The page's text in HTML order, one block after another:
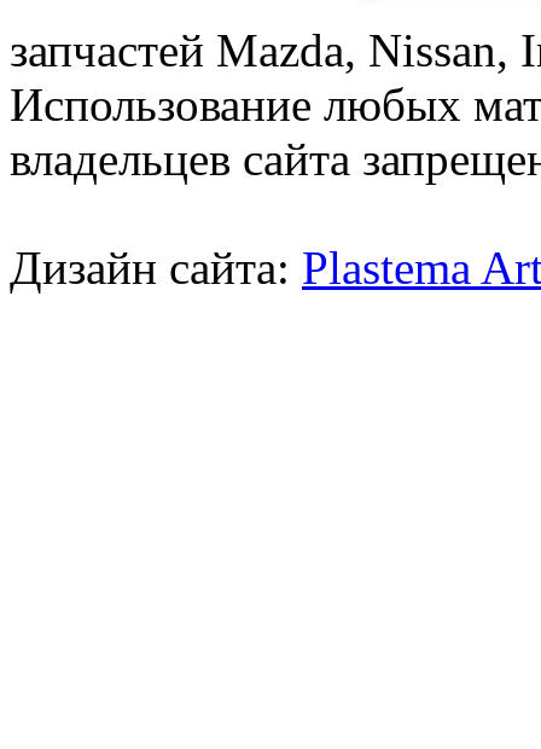
запчастей Mazda,
Использование любых
владельцев сайта
Дизайн сайта: Plastema